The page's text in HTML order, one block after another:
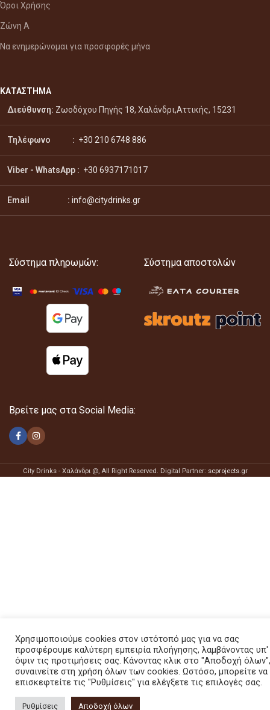
Όροι Χρήσης
Ζώνη Α
Να ενημερώνομαι για προσφορές μήνα
ΚΑΤΑΣΤΗΜΑ
Διεύθυνση: Ζωοδόχου Πηγής 18, Χαλάνδρι,Αττικής, 15231
Τηλέφωνο : +30 210 6748 886
Viber - WhatsApp : +30 6937171017
Email : info@citydrinks.gr
Σύστημα πληρωμών: Σύστημα αποστολών
Βρείτε μας στα Social Media:
City Drinks - Χαλάνδρι @, All Right Reserved. Digital Partner: scprojects.gr
Χρησιμοποιούμε cookies στον ιστότοπό μας για να σας
προσφέρουμε καλύτερη εμπειρία πλοήγησης, λαμβάνοντας υπ'
όψιν τις προτιμήσεις σας. Κάνοντας κλικ στο "Αποδοχή όλων",
συναινείτε στη χρήση όλων των cookies. Ωστόσο, μπορείτε να
επισκεφτείτε τις "Ρυθμίσεις" για ελέγξετε τις επιλογές σας.
Ρυθμίσεις Αποδοχή όλων